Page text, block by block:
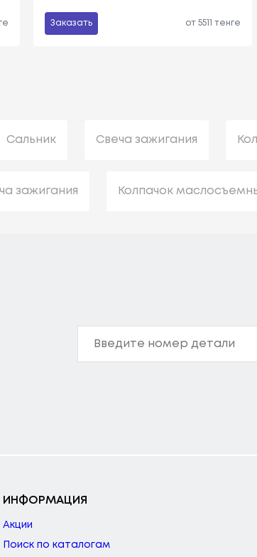
Заказать от 5511 тенге
Сальник Свеча зажигания
зажигания Колпачок
ИНФОРМАЦИЯ
Акции
Поиск по каталогам